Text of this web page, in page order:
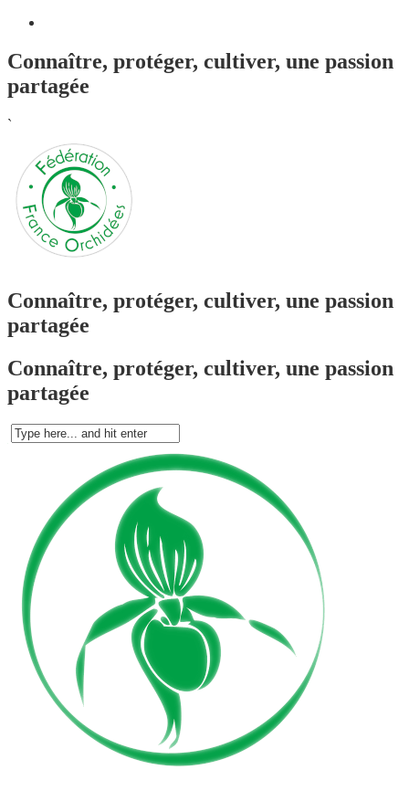
Connaître, protéger, cultiver, une passion
partagée
`
Connaître, protéger, cultiver, une passion
partagée
Connaître, protéger, cultiver, une passion
partagée